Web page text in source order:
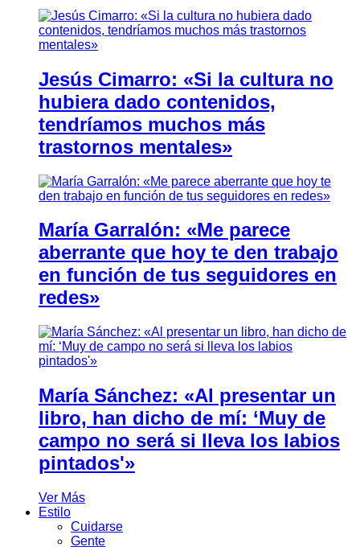
Jesús Cimarro: «Si la cultura no
hubiera dado contenidos,
tendríamos muchos más
trastornos mentales»
María Garralón: «Me parece
aberrante que hoy te den trabajo
en función de tus seguidores en
redes»
María Sánchez: «Al presentar un
libro, han dicho de mí: ‘Muy de
campo no será si lleva los labios
pintados'»
Ver Más
Estilo
Cuidarse
Gente